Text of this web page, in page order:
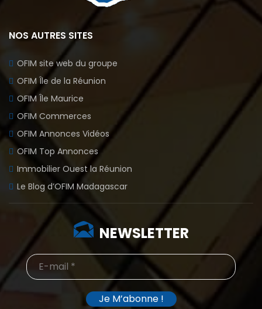
NOS AUTRES SITES
OFIM site web du groupe
OFIM Île de la Réunion
OFIM Île Maurice
OFIM Commerces
OFIM Annonces Vidéos
OFIM Top Annonces
Immobilier Ouest la Réunion
Le Blog d’OFIM Madagascar
NEWSLETTER